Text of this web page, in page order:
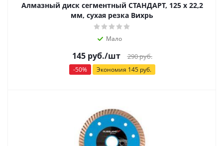
Алмазный диск сегментный СТАНДАРТ, 125 х 22,2
мм, сухая резка Вихрь
Мало
145руб./шт 290руб.
-50% Экономия 145руб.